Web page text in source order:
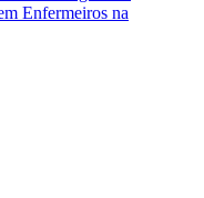
Enfermeiros na